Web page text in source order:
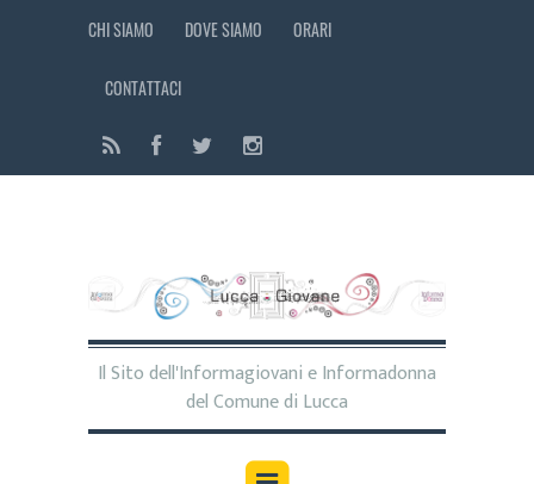
CHI SIAMO DOVE SIAMO ORARI
CONTATTACI
Il Sito dell'Informagiovani e Informadonna
del Comune di Lucca